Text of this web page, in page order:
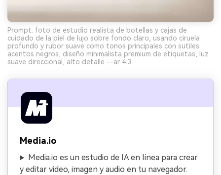
Prompt: foto de estudio realista de botellas y cajas de
cuidado de la piel de lujo sobre fondo claro, usando ciruela
profundo y rubor suave como tonos principales con sutiles
acentos negros, diseño minimalista premium de etiquetas, luz
suave direccional, alto detalle --ar 4:3
Media.io
Media.io es un estudio de IA en línea para crear
y editar video, imagen y audio en tu navegador.